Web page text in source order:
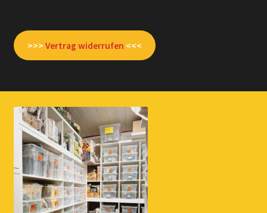
>>> Vertrag widerrufen <<<